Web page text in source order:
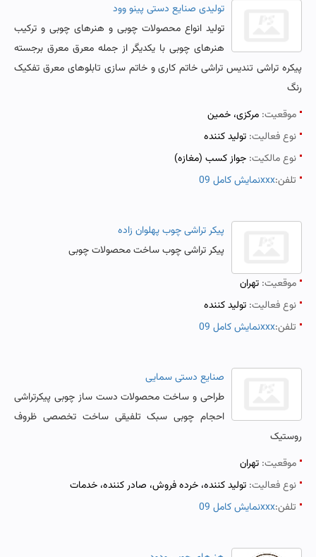
تولیدی صنایع دستی پینو وود
تولید انواع محصولات چوبی و هنرهای چوبی و ترکیب
هنرهای چوبی با یکدیگر از جمله معرق معرق برجسته
پیکره تراشی تندیس تراشی خاتم کاری و خاتم سازی تابلوهای معرق تفکیک
رنگ
موقعیت: مرکزی، خمین
نوع فعالیت: تولید کننده
نوع مالکیت: جواز کسب (مغازه)
تلفن:نمایش کامل 09xxx
پیکر تراشی چوب پهلوان زاده
پیکر تراشی چوب ساخت محصولات چوبی
موقعیت: تهران
نوع فعالیت: تولید کننده
تلفن:نمایش کامل 09xxx
صنایع دستی سمایی
طراحی و ساخت محصولات دست ساز چوبی پیکرتراشی
احجام چوبی سبک تلفیقی ساخت تخصصی ظروف
روستیک
موقعیت: تهران
نوع فعالیت: تولید کننده، خرده فروش، صادر کننده، خدمات
تلفن:نمایش کامل 09xxx